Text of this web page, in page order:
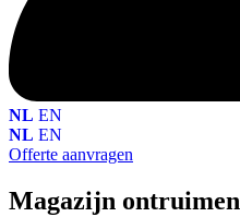
NL EN
NL EN
Offerte aanvragen
Magazijn ontruimen